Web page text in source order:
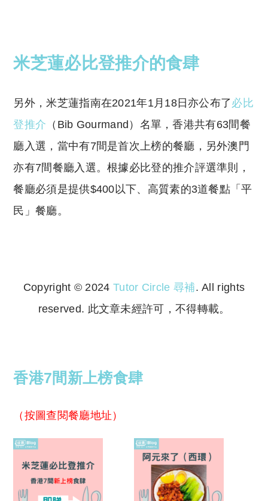
米芝蓮必比登推介的食肆
另外，米芝蓮指南在2021年1月18日亦公布了必比
登推介 （Bib Gourmand）名單，香港共有63間餐
廳入選，當中有7間是首次上榜的餐廳，另外澳門
亦有7間餐廳入選。根據必比登的推介評選準則，
餐廳必須是提供$400以下、高質素的3道餐點「平
民」餐廳。
Copyright © 2024 Tutor Circle 尋補. All rights
reserved. 此文章未經許可，不得轉載。
香港7間新上榜食肆
（按圖查閱餐廳地址）